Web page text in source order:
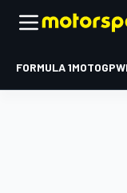
FORMULA 1MOTOGP